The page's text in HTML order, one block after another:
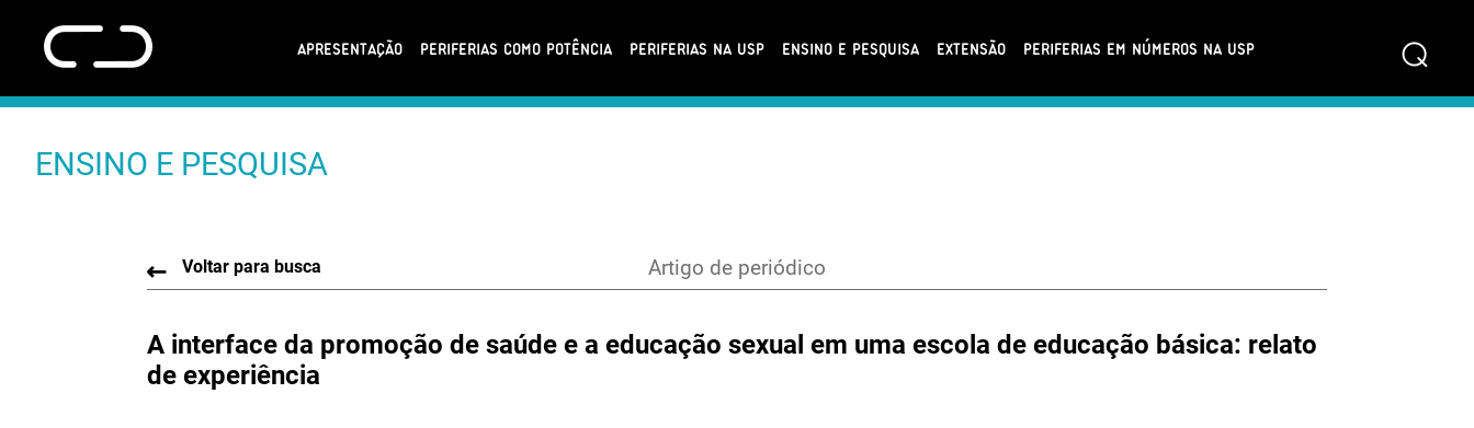
APRESENTAÇÃO PERIFERIAS COMO POTÊNCIA PERIFERIAS NA USP ENSINO E PESQUISA EXTENSÃO PERIFERIAS EM NÚMEROS NA USP ⌕
ENSINO E PESQUISA
Voltar para busca Artigo de periódico
A interface da promoção de saúde e a educação sexual em uma escola de educação básica: relato
de experiência